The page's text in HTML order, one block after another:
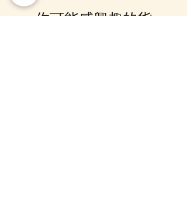
Facebook PM 或 Whatsapp 我們
你可能感興趣的貨